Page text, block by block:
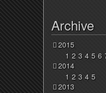
Archive
2015
1 2 3 4 5 6
2014
1 2 3 4 5
2013